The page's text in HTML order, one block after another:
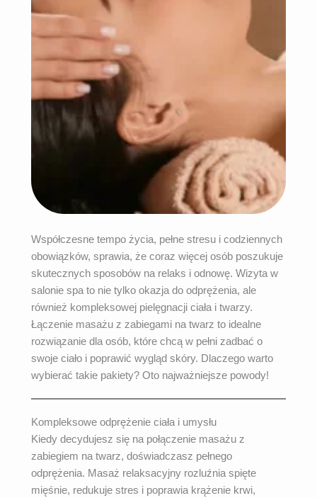
Współczesne tempo życia, pełne stresu i codziennych
obowiązków, sprawia, że coraz więcej osób poszukuje
skutecznych sposobów na relaks i odnowę. Wizyta w
salonie spa to nie tylko okazja do odprężenia, ale
również kompleksowej pielęgnacji ciała i twarzy.
Łączenie masażu z zabiegami na twarz to idealne
rozwiązanie dla osób, które chcą w pełni zadbać o
swoje ciało i poprawić wygląd skóry. Dlaczego warto
wybierać takie pakiety? Oto najważniejsze powody!
Kompleksowe odprężenie ciała i umysłu
Kiedy decydujesz się na połączenie masażu z
zabiegiem na twarz, doświadczasz pełnego
odprężenia. Masaż relaksacyjny rozluźnia spięte
mięśnie, redukuje stres i poprawia krążenie krwi,